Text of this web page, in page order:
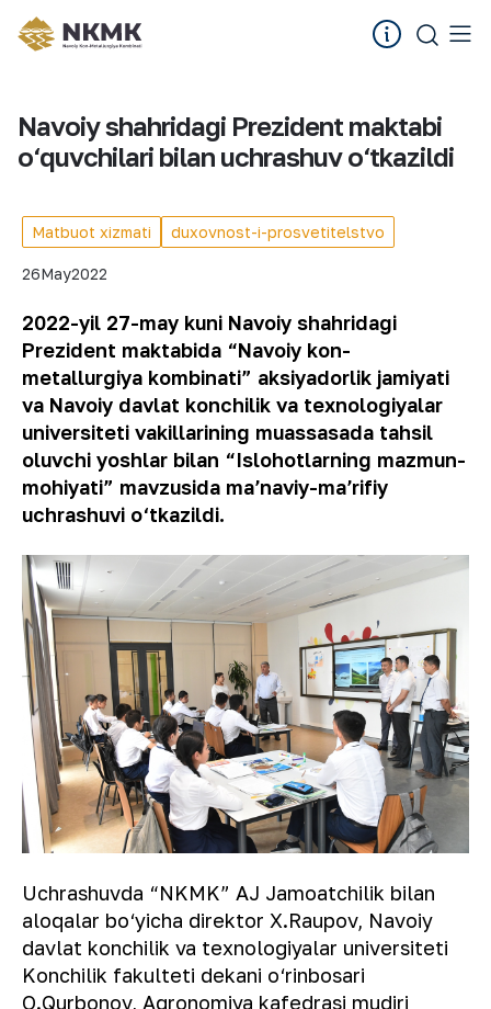
Navoiy shahridagi Prezident maktabi
o‘quvchilari bilan uchrashuv o‘tkazildi
Matbuot xizmati duxovnost-i-prosvetitelstvo
26May2022
2022-yil 27-may kuni Navoiy shahridagi
Prezident maktabida “Navoiy kon-
metallurgiya kombinati” aksiyadorlik jamiyati
va Navoiy davlat konchilik va texnologiyalar
universiteti vakillarining muassasada tahsil
oluvchi yoshlar bilan “Islohotlarning mazmun-
mohiyati” mavzusida maʼnaviy-maʼrifiy
uchrashuvi o‘tkazildi.
Uchrashuvda “NKMK” AJ Jamoatchilik bilan
aloqalar bo‘yicha direktor X.Raupov, Navoiy
davlat konchilik va texnologiyalar universiteti
Konchilik fakulteti dekani o‘rinbosari
O.Qurbonov, Agronomiya kafedrasi mudiri